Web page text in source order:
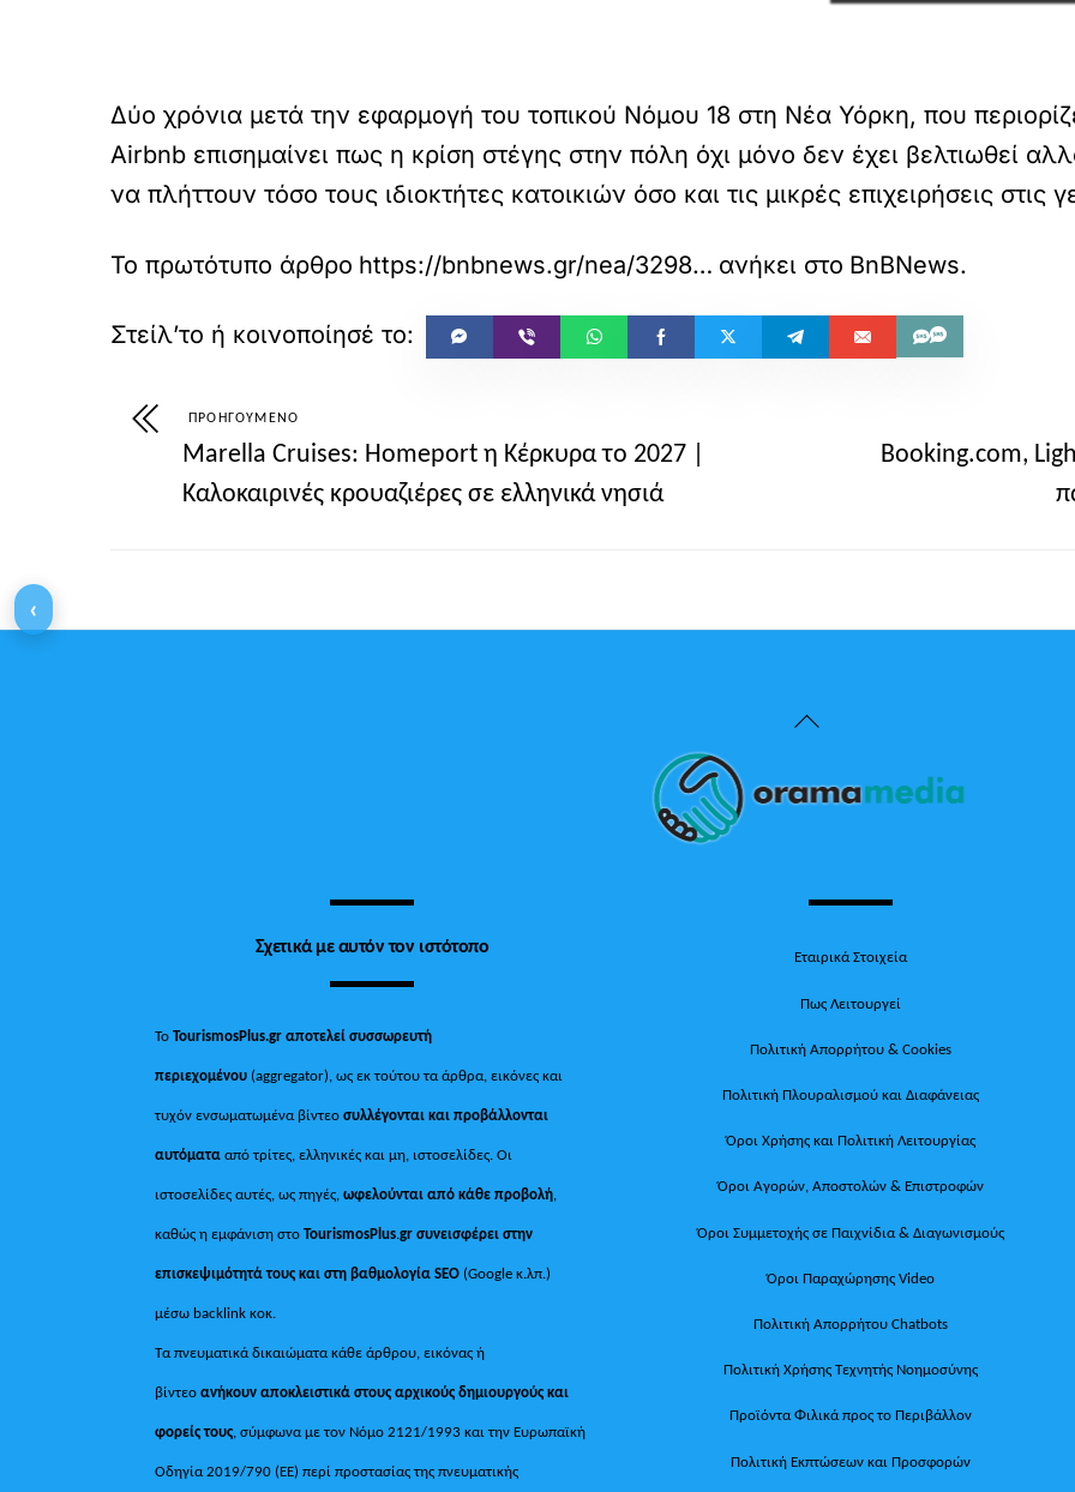
Δύο χρόνια μετά την εφαρμογή του τοπικού Νόμου 18 στη Νέα Υόρκη, που
Airbnb επισημαίνει πως η κρίση στέγης στην πόλη όχι μόνο δεν έχει βελτιωθεί
να πλήττουν τόσο τους ιδιοκτήτες κατοικιών όσο και τις μικρές επιχειρήσεις στις
Το πρωτότυπο άρθρο https://bnbnews.gr/nea/32989/aplisiasti-nea-yorki-i-airbnb-epikrinei-ton-nomo-18/ ανήκει στο BnBNews.
ΠΡΟΗΓΟΎΜΕΝΟ
Marella Cruises: Homeport η Κέρκυρα το 2027 |
Καλοκαιρινές κρουαζιέρες σε ελληνικά νησιά
Booking.com,
Back
Top
Σχετικά με αυτόν τον ιστότοπο
ΤοTourismosPlus.gr αποτελεί συσσωρευτή
περιεχομένου (aggregator), ως εκ τούτου τα άρθρα, εικόνες και
τυχόν ενσωματωμένα βίντεοσυλλέγονται και προβάλλονται
αυτόματααπό τρίτες, ελληνικές και μη, ιστοσελίδες. Οι
ιστοσελίδες αυτές, ως πηγές,ωφελούνται από κάθε προβολή,
καθώς η εμφάνιση στοTourismosPlus.gr συνεισφέρει στην
επισκεψιμότητά τους και στη βαθμολογία SEO (Google κ.λπ.)
μέσω backlink κοκ.
Τα πνευματικά δικαιώματα κάθε άρθρου, εικόνας ή
βίντεοανήκουν αποκλειστικά στους αρχικούς δημιουργούς και
φορείς τους, σύμφωνα με τον Νόμο 2121/1993 και την Ευρωπαϊκή
Οδηγία 2019/790 (ΕΕ) περί προστασίας της πνευματικής
Εταιρικά Στοιχεία
Πως Λειτουργεί
Πολιτική Απορρήτου & Cookies
Πολιτική Πλουραλισμού και Διαφάνειας
Όροι Χρήσης και Πολιτική Λειτουργίας
Όροι Αγορών, Αποστολών & Επιστροφών
Όροι Συμμετοχής σε Παιχνίδια & Διαγωνισμούς
Όροι Παραχώρησης Video
Πολιτική Απορρήτου Chatbots
Πολιτική Χρήσης Τεχνητής Νοημοσύνης
Προϊόντα Φιλικά προς το Περιβάλλον
Πολιτική Εκπτώσεων και Προσφορών
‹